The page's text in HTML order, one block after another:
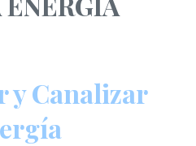
y Canalizar